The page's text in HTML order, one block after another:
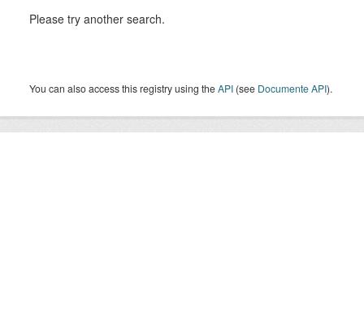
Please try another search.
You can also access this registry using theAPI (see Documente API).